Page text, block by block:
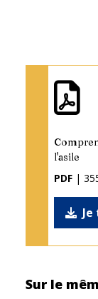
l'asile
PDF |
Sur le